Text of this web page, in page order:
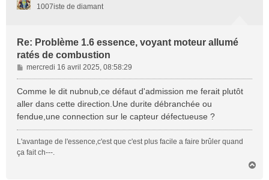
1007iste de diamant
Re: Problème 1.6 essence, voyant moteur allumé
ratés de combustion
M
e
a
g
e
mercredi 16 avril 2025, 08:58:29
Comme le dit nubnub,ce défaut d'admission me ferait plutôt
aller dans cette direction.Une durite débranchée ou
fendue,une connection sur le capteur défectueuse ?
L'avantage de l'essence,c'est que c'est plus facile a faire brûler quand
ça fait ch---.